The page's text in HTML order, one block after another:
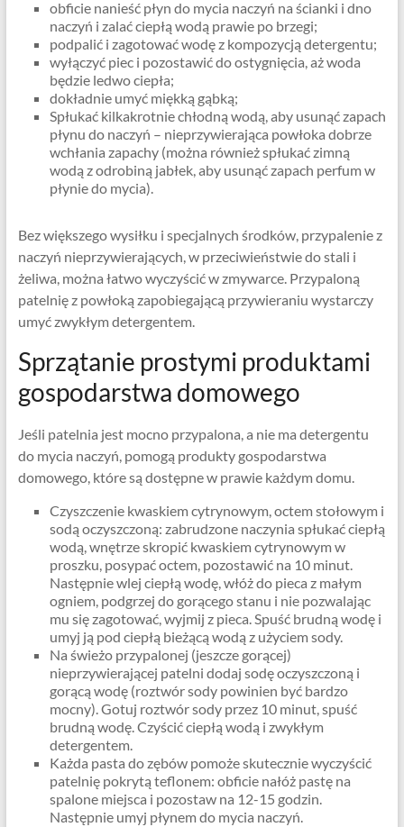
obficie nanieść płyn do mycia naczyń na ścianki i dno
naczyń i zalać ciepłą wodą prawie po brzegi;
podpalić i zagotować wodę z kompozycją detergentu;
wyłączyć piec i pozostawić do ostygnięcia, aż woda
będzie ledwo ciepła;
dokładnie umyć miękką gąbką;
Spłukać kilkakrotnie chłodną wodą, aby usunąć zapach
płynu do naczyń – nieprzywierająca powłoka dobrze
wchłania zapachy (można również spłukać zimną
wodą z odrobiną jabłek, aby usunąć zapach perfum w
płynie do mycia).
Bez większego wysiłku i specjalnych środków, przypalenie z
naczyń nieprzywierających, w przeciwieństwie do stali i
żeliwa, można łatwo wyczyścić w zmywarce. Przypaloną
patelnię z powłoką zapobiegającą przywieraniu wystarczy
umyć zwykłym detergentem.
Sprzątanie prostymi produktami
gospodarstwa domowego
Jeśli patelnia jest mocno przypalona, ​​a nie ma detergentu
do mycia naczyń, pomogą produkty gospodarstwa
domowego, które są dostępne w prawie każdym domu.
Czyszczenie kwaskiem cytrynowym, octem stołowym i
sodą oczyszczoną: zabrudzone naczynia spłukać ciepłą
wodą, wnętrze skropić kwaskiem cytrynowym w
proszku, posypać octem, pozostawić na 10 minut.
Następnie wlej ciepłą wodę, włóż do pieca z małym
ogniem, podgrzej do gorącego stanu i nie pozwalając
mu się zagotować, wyjmij z pieca. Spuść brudną wodę i
umyj ją pod ciepłą bieżącą wodą z użyciem sody.
Na świeżo przypalonej (jeszcze gorącej)
nieprzywierającej patelni dodaj sodę oczyszczoną i
gorącą wodę (roztwór sody powinien być bardzo
mocny). Gotuj roztwór sody przez 10 minut, spuść
brudną wodę. Czyścić ciepłą wodą i zwykłym
detergentem.
Każda pasta do zębów pomoże skutecznie wyczyścić
patelnię pokrytą teflonem: obficie nałóż pastę na
spalone miejsca i pozostaw na 12-15 godzin.
Następnie umyj płynem do mycia naczyń.